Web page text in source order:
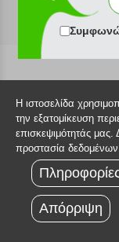
Τρόποι
Πολιτική
Τεχνική
Η ιστοσελίδα
την εξατομίκευση
επισκεψιμότητάς
προστασία
Απόρριψη